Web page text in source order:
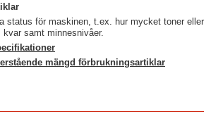
status för maskinen, t.ex. hur mycket toner eller
samt minnesnivåer.
mängd förbrukningsartiklar